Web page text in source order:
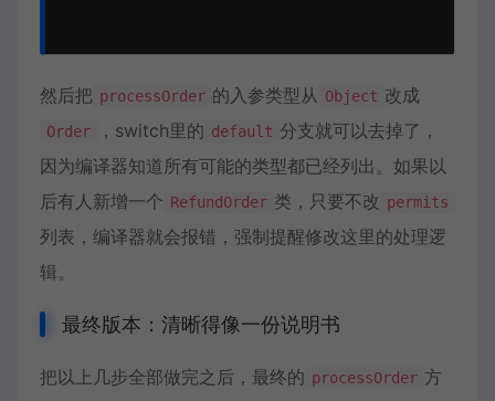
然后把 processOrder 的入参类型从 Object 改成
Order ，switch里的 default 分支就可以去掉了，
因为编译器知道所有可能的类型都已经列出。如果以
后有人新增一个 RefundOrder 类，只要不改 permits
列表，编译器就会报错，强制提醒修改这里的处理逻
辑。
最终版本：清晰得像一份说明书
把以上几步全部做完之后，最终的 processOrder 方